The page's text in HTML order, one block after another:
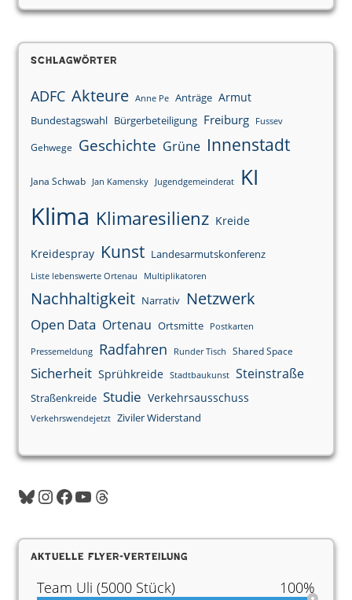
Schlagwörter
ADFC Akteure Anne Pe Anträge Armut
Bundestagswahl Bürgerbeteiligung Freiburg Fussev
Gehwege Geschichte Grüne Innenstadt
Jana Schwab Jan Kamensky Jugendgemeinderat KI
Klima Klimaresilienz Kreide
Kreidespray Kunst Landesarmutskonferenz
Liste lebenswerte Ortenau Multiplikatoren
Nachhaltigkeit Narrativ Netzwerk
Open Data Ortenau Ortsmitte Postkarten
Pressemeldung Radfahren Runder Tisch Shared Space
Sicherheit Sprühkreide Stadtbaukunst Steinstraße
Straßenkreide Studie Verkehrsausschuss
Verkehrswendejetzt Ziviler Widerstand
BlueskyInstagram
Facebook
YouTubeThreads
Aktuelle Flyer-Verteilung
Team Uli (5000 Stück) 100%